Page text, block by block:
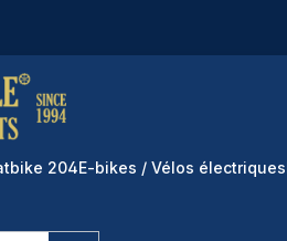
204E-bikes / Vélos électriques